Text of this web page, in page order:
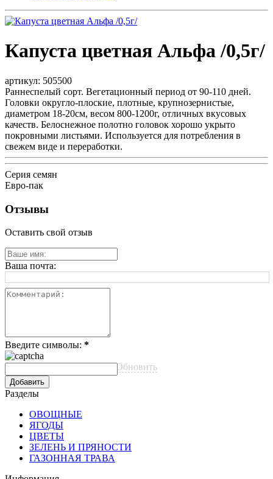
Капуста цветная Альфа /0,5г/
артикул: 505500
Раннеспелый сорт. Вегетационный период от 90-110 дней.
Головки округло-плоские, плотные, крупнозернистые,
диаметром 18-20см, весом 800-1200г, отличных вкусовых
качеств. Белоснежное полотно головок хорошо укрыто
покровными листьями. Используется для потребления в
свежем виде и переработки.
Серия семян
Евро-пак
Отзывы
Оставить свой отзыв
Ваша почта:
Введите символы: *
Обновить
Разделы
ОВОЩНЫЕ
ЯГОДЫ
ЦВЕТЫ
ЗЕЛЕНЬ И ПРЯНОСТИ
ГАЗОННАЯ ТРАВА